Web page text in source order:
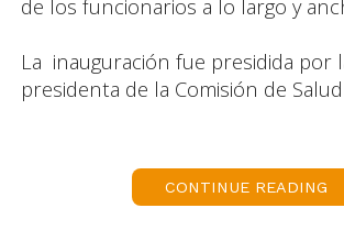
de los funcionarios a lo largo y
La inauguración fue presidida por
presidenta de la Comisión de
presidente de la AChM, Fernando
Alcalde de La Granja, Presidente
CONTINUE READING